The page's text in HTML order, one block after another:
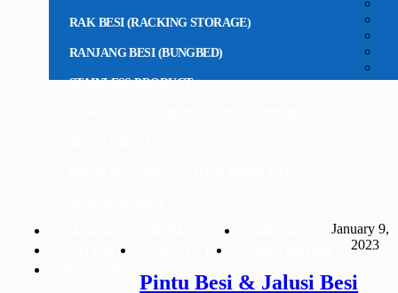
RAK BESI (RACKING STORAGE)
RANJANG BESI (BUNGBED)
STAINLESS PRODUCT
January 9,
2023
Pintu Besi & Jalusi Besi